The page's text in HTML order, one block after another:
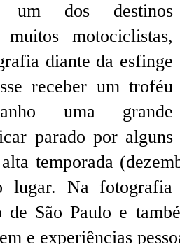
um dos destinos
motociclistas,
diante da esfinge
receber um troféu
uma grande
parado por alguns
temporada
lugar. Na
de São Paulo e
e experiências